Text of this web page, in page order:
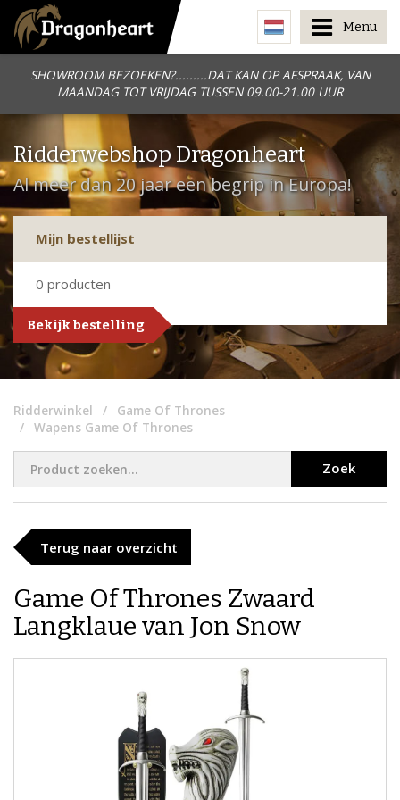
SHOWROOM BEZOEKEN?.........DAT KAN OP AFSPRAAK, VAN
MAANDAG TOT VRIJDAG TUSSEN 09.00-21.00 UUR
Menu
Ridderwebshop Dragonheart
Al meer dan 20 jaar een begrip in Europa!
Mijn bestellijst
0 producten
Bekijk bestelling
Ridderwinkel
Game Of Thrones
Wapens Game Of Thrones
Zoek
Terug naar overzicht
Game Of Thrones Zwaard
Langklaue van Jon Snow